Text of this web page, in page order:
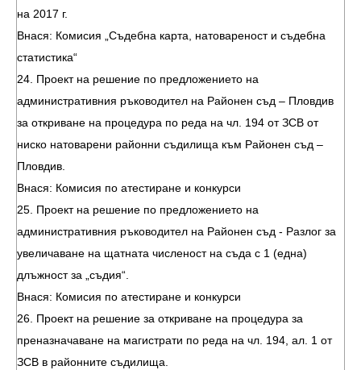
на 2017 г.
Внася: Комисия „Съдебна карта, натовареност и съдебна
статистика“
24. Проект на решение по предложението на
административния ръководител на Районен съд – Пловдив
за откриване на процедура по реда на чл. 194 от ЗСВ от
ниско натоварени районни съдилища към Районен съд –
Пловдив.
Внася: Комисия по атестиране и конкурси
25. Проект на решение по предложението на
административния ръководител на Районен съд - Разлог за
увеличаване на щатната численост на съда с 1 (една)
длъжност за „съдия“.
Внася: Комисия по атестиране и конкурси
26. Проект на решение за откриване на процедура за
преназначаване на магистрати по реда на чл. 194, ал. 1 от
ЗСВ в районните съдилища.